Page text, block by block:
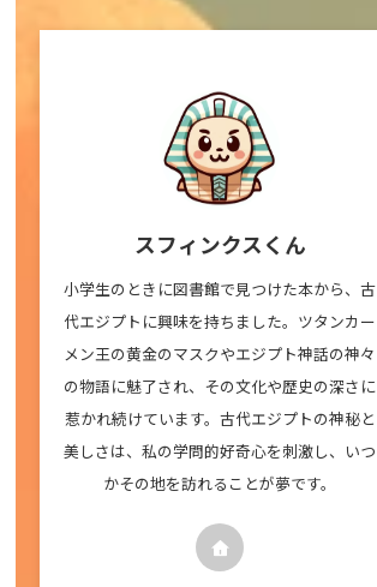
スフィンクスくん
小学生のときに図書館で見つけた本から、古
代エジプトに興味を持ちました。ツタンカー
メン王の黄金のマスクやエジプト神話の神々
の物語に魅了され、その文化や歴史の深さに
惹かれ続けています。古代エジプトの神秘と
美しさは、私の学問的好奇心を刺激し、いつ
かその地を訪れることが夢です。